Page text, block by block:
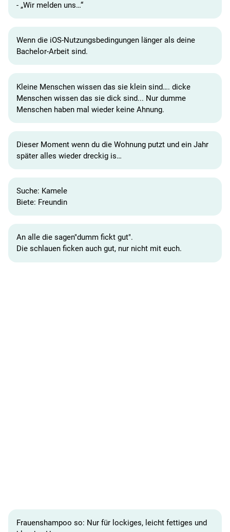
- „Wir melden uns…“
Wenn die iOS-Nutzungsbedingungen länger als deine
Bachelor-Arbeit sind.
Kleine Menschen wissen das sie klein sind…. dicke
Menschen wissen das sie dick sind... Nur dumme
Menschen haben mal wieder keine Ahnung.
Dieser Moment wenn du die Wohnung putzt und ein Jahr
später alles wieder dreckig is…
Suche: Kamele
Biete: Freundin
An alle die sagen"dumm fickt gut".
Die schlauen ficken auch gut, nur nicht mit euch.
Frauenshampoo so: Nur für lockiges, leicht fettiges und